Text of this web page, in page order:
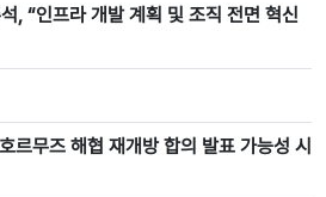
, “인프라 개발 계획 및 조직 전면 혁신
르무즈 해협 재개방 합의 발표 가능성 시